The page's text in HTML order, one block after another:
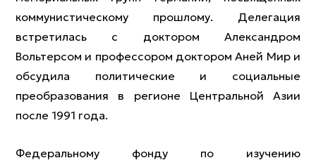
коммунистическому прошлому. Делегация
встретилась с доктором Александром
Вольтерсом и профессором доктором Аней Мир и
обсудила политические и социальные
преобразования в регионе Центральной Азии
после 1991 года.
Федеральному фонду по изучению